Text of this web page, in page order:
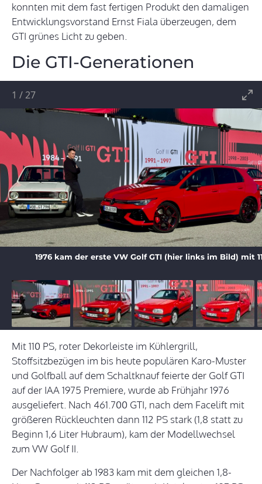
konnten mit dem fast fertigen Produkt den damaligen
Entwicklungsvorstand Ernst Fiala überzeugen, dem
GTI grünes Licht zu geben.
Die GTI-Generationen
1976 kam der erste VW Golf GTI (hier links im Bild) mit
1 /27
Mit 110 PS, roter Dekorleiste im Kühlergrill,
Stoffsitzbezügen im bis heute populären Karo-Muster
und Golfball auf dem Schaltknauf feierte der Golf GTI
auf der IAA 1975 Premiere, wurde ab Frühjahr 1976
ausgeliefert. Nach 461.700 GTI, nach dem Facelift mit
größeren Rückleuchten dann 112 PS stark (1,8 statt zu
Beginn 1,6 Liter Hubraum), kam der Modellwechsel
zum VW Golf II.
Der Nachfolger ab 1983 kam mit dem gleichen 1,8-